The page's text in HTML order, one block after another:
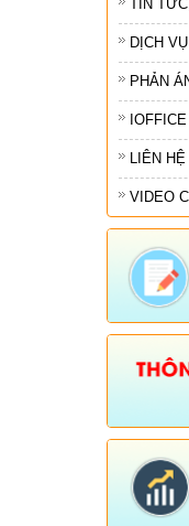
TIN
DỊCH
PHẢN
IOFFICE
LIÊN HỆ
VIDEO